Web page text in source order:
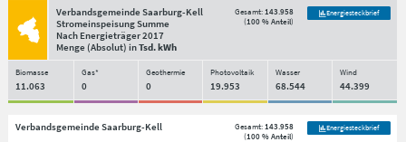
Verbandsgemeinde Saarburg-Kell
Stromeinspeisung Summe
Nach Energieträger2017
Menge(Absolut) inTsd. kWh
Gesamt: 143.958
(100 % Anteil)
Energiesteckbrief
Biomasse Gas* Geothermie Photovoltaik Wasser Wind
11.063 0 0 19.953 68.544 44.399
Verbandsgemeinde Saarburg-Kell Gesamt: 143.958
(100 % Anteil)
Energiesteckbrief